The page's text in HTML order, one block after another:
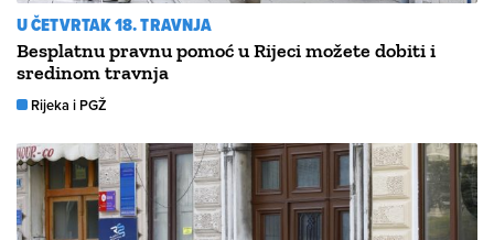
U ČETVRTAK 18. TRAVNJA
Besplatnu pravnu pomoć u Rijeci možete dobiti i
sredinom travnja
Rijeka i PGŽ